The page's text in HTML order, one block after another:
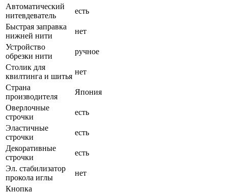
Автоматический
нитевдеватель
есть
Быстрая заправка
нижней нити
нет
Устройство
обрезки нити
ручное
Столик для
квилтинга и шитья
нет
Страна
производителя
Япония
Оверлочные
строчки
есть
Эластичные
строчки
есть
Декоративные
строчки
есть
Эл. стабилизатор
прокола иглы
нет
Кнопка